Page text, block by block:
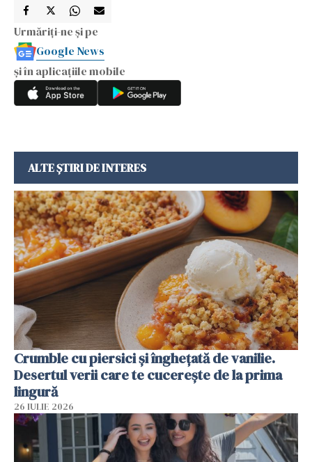
Urmăriți-ne și pe
Google News
și în aplicațiile mobile
ALTE ȘTIRI DE INTERES
Crumble cu piersici și înghețată de vanilie.
Desertul verii care te cucerește de la prima
lingură
26 IULIE 2026